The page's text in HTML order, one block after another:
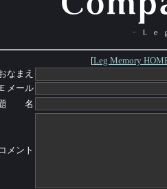
[Leg Memory
なまえ
Ｅメール
名
コメント